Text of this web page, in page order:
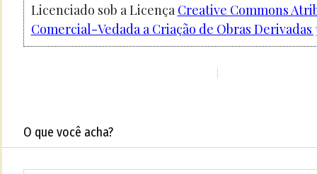
Licenciado sob a Licença Creative Commons
Comercial-Vedada a Criação de Obras Derivadas
O que você acha?